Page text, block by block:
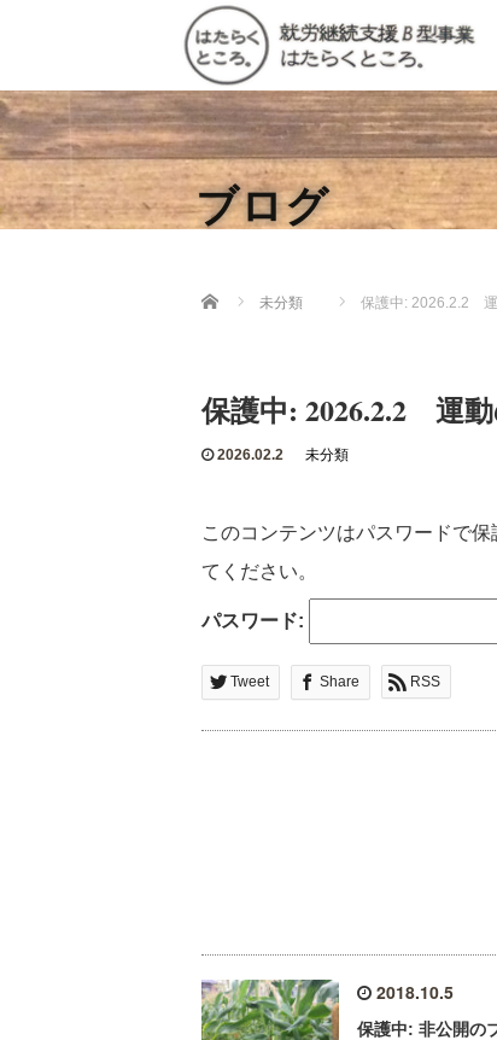
ブログ
Home 未分類 保護中: 2026.2.2 運
保護中: 2026.2.2 運
2026.02.2 未分類
このコンテンツはパスワードで
てください。
パスワード:
Tweet Share RSS
2018.10.5
保護中: 非公開の